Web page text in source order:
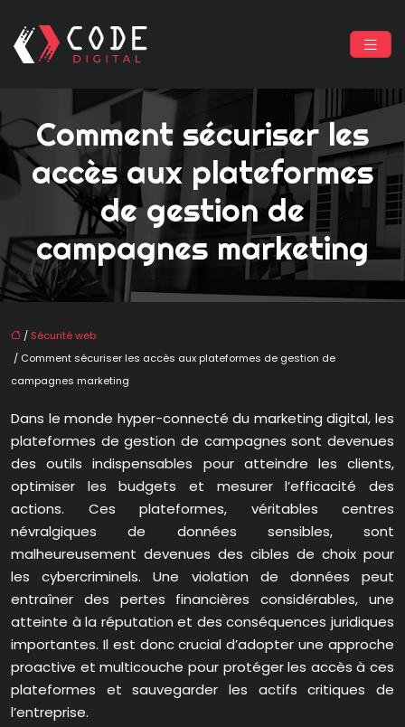
Comment sécuriser les
accès aux plateformes
de gestion de
campagnes marketing
/ Sécurité web
/ Comment sécuriser les accès aux plateformes de gestion de
campagnes marketing
Dans le monde hyper-connecté du marketing digital, les
plateformes de gestion de campagnes sont devenues
des outils indispensables pour atteindre les clients,
optimiser les budgets et mesurer l’efficacité des
actions. Ces plateformes, véritables centres
névralgiques de données sensibles, sont
malheureusement devenues des cibles de choix pour
les cybercriminels. Une violation de données peut
entraîner des pertes financières considérables, une
atteinte à la réputation et des conséquences juridiques
importantes. Il est donc crucial d’adopter une approche
proactive et multicouche pour protéger les accès à ces
plateformes et sauvegarder les actifs critiques de
l’entreprise.